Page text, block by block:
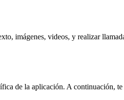
imágenes, videos, y realizar
de la aplicación. A continuación, te